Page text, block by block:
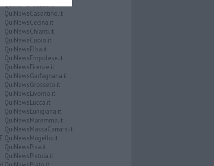
QuiNewsArezzo.it
QuiNewsCasentino.it
QuiNewsCecina.it
QuiNewsChianti.it
QuiNewsCuoio.it
QuiNewsElba.it
QuiNewsEmpolese.it
QuiNewsFirenze.it
QuiNewsGarfagnana.it
QuiNewsGrosseto.it
QuiNewsLivorno.it
QuiNewsLucca.it
QuiNewsLunigiana.it
QuiNewsMaremma.it
QuiNewsMassaCarrara.it
QuiNewsMugello.it
QuiNewsPisa.it
QuiNewsPistoia.it